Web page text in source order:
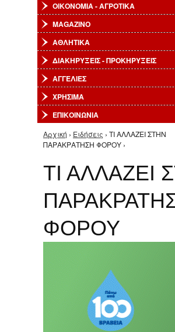
ΟΙΚΟΝΟΜΙΑ - ΑΓΡΟΤΙΚΑ
MAGAZINO
ΑΘΛΗΤΙΚΑ
ΔΙΑΚΗΡΥΞΕΙΣ - ΠΡΟΚΗΡΥΞΕΙΣ
ΑΓΓΕΛΙΕΣ
ΧΡΗΣΙΜΑ
ΕΠΙΚΟΙΝΩΝΙΑ
Είστε εδώ
Αρχική › Ειδήσεις › ΤΙ ΑΛΛΑΖΕΙ ΣΤΗΝ
ΠΑΡΑΚΡΑΤΗΣΗ ΦΟΡΟΥ ›
ΤΙ ΑΛΛΑΖΕΙ
ΦΟΡΟΥ